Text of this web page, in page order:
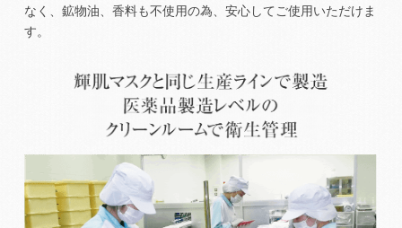
なく、鉱物油、香料も不使用の為、安心してご使用いただけま
す。